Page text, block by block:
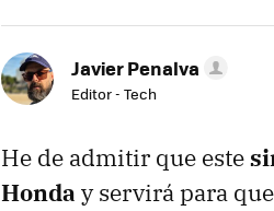
Javier Penalva
Editor - Tech
He de admitir que este
Honda y servirá para